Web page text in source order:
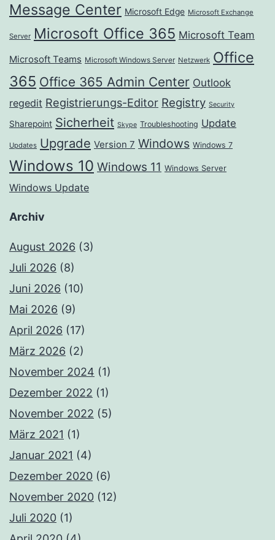
Message Center Microsoft Edge Microsoft Exchange
Server Microsoft Office 365 Microsoft Team
Microsoft Teams Microsoft Windows Server Netzwerk Office
365 Office 365 Admin Center Outlook
regedit Registrierungs-Editor Registry Security
Sharepoint Sicherheit Skype Troubleshooting Update
Updates Upgrade Version 7 Windows Windows 7
Windows 10 Windows 11 Windows Server
Windows Update
Archiv
August 2026 (3)
Juli 2026 (8)
Juni 2026 (10)
Mai 2026 (9)
April 2026 (17)
März 2026 (2)
November 2024 (1)
Dezember 2022 (1)
November 2022 (5)
März 2021 (1)
Januar 2021 (4)
Dezember 2020 (6)
November 2020 (12)
Juli 2020 (1)